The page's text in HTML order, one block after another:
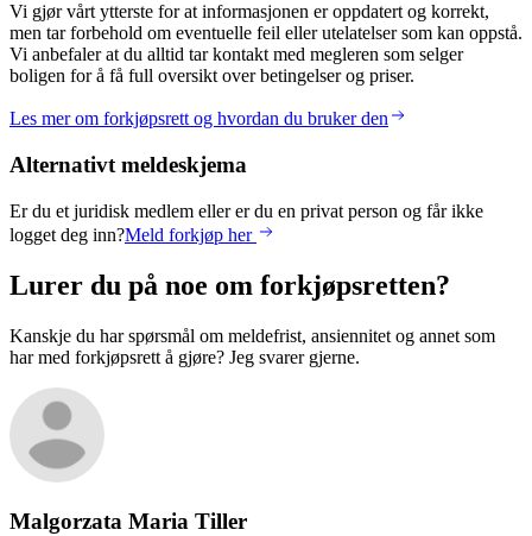
Vi gjør vårt ytterste for at informasjonen er oppdatert og korrekt,
men tar forbehold om eventuelle feil eller utelatelser som kan oppstå.
Vi anbefaler at du alltid tar kontakt med megleren som selger
boligen for å få full oversikt over betingelser og priser.
Les mer om forkjøpsrett og hvordan du bruker den
Alternativt meldeskjema
Er du et juridisk medlem eller er du en privat person og får ikke
logget deg inn?Meld forkjøp her
Lurer du på noe om forkjøpsretten?
Kanskje du har spørsmål om meldefrist, ansiennitet og annet som
har med forkjøpsrett å gjøre? Jeg svarer gjerne.
Malgorzata Maria Tiller